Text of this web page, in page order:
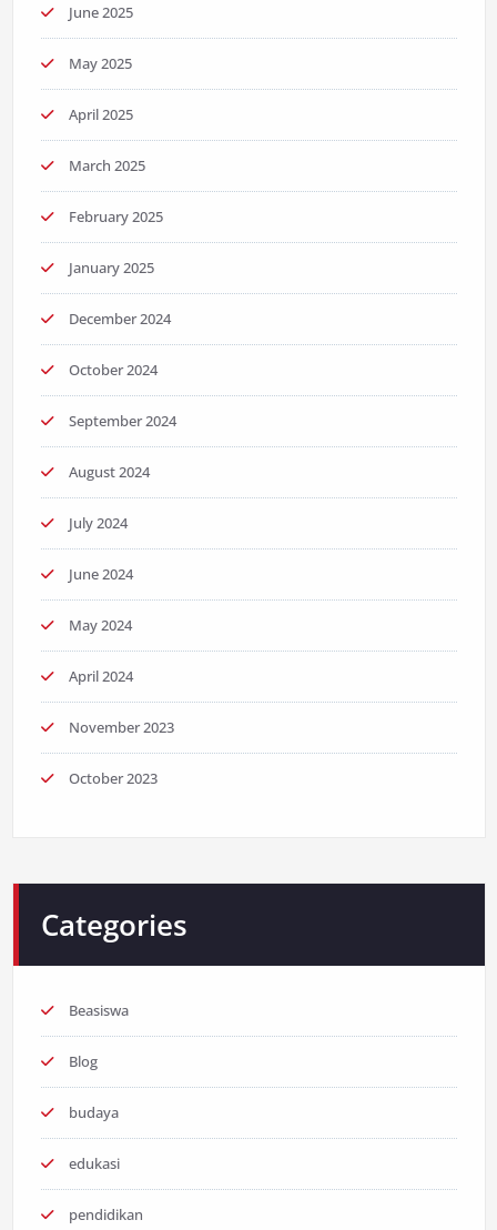
June 2025
May 2025
April 2025
March 2025
February 2025
January 2025
December 2024
October 2024
September 2024
August 2024
July 2024
June 2024
May 2024
April 2024
November 2023
October 2023
Categories
Beasiswa
Blog
budaya
edukasi
pendidikan